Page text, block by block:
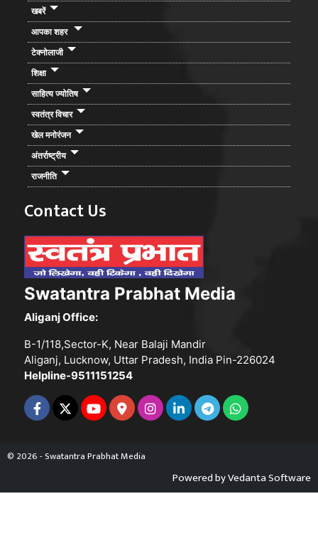
खबरें
आपका शहर
टेक्नोलाजी
शिक्षा
साहित्य ज्योतिष
स्वतंत्र विचार
खेल मनोरंजन
अंतर्राष्ट्रीय
राजनीति
Contact Us
Swatantra Prabhat Media
Aliganj Office:
B-1/118,Sector-K, Near Balaji Mandir
Aliganj, Lucknow, Uttar Pradesh, India Pin-226024
Helpline-9511151254
© 2026 - Swatantra Prabhat Media
Powered byVedanta Software